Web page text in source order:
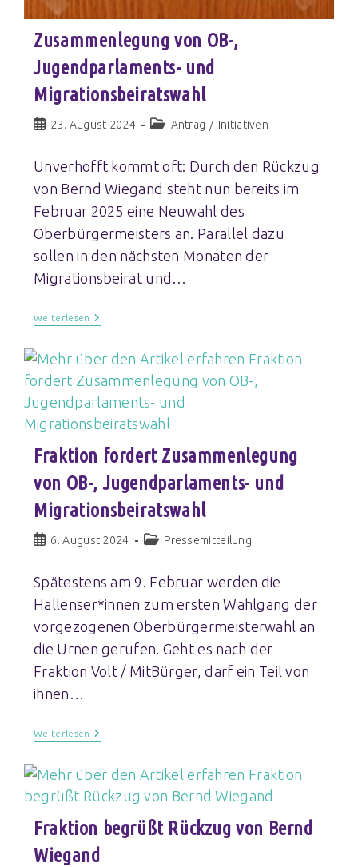
Zusammenlegung von OB-,
Jugendparlaments- und
Migrationsbeiratswahl
23. August 2024 Antrag / Initiativen
Unverhofft kommt oft: Durch den Rückzug
von Bernd Wiegand steht nun bereits im
Februar 2025 eine Neuwahl des
Oberbürgermeisters an. Parallel dazu
sollen in den nächsten Monaten der
Migrationsbeirat und…
Weiterlesen
Fraktion fordert Zusammenlegung
von OB-, Jugendparlaments- und
Migrationsbeiratswahl
6. August 2024 Pressemitteilung
Spätestens am 9. Februar werden die
Hallenser*innen zum ersten Wahlgang der
vorgezogenen Oberbürgermeisterwahl an
die Urnen gerufen. Geht es nach der
Fraktion Volt / MitBürger, darf ein Teil von
ihnen…
Weiterlesen
Fraktion begrüßt Rückzug von Bernd
Wiegand